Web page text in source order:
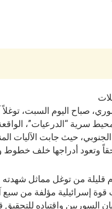
صباح اليوم السبت، توغلاً
محيط سرية “الدرعيات”،
حيث جابت الآليات
وتعود أدراجها خلف خطوط
قليلة من توغل مماثل شهدته
إسرائيلية مؤلفة من سبع
السوريين واقتياده